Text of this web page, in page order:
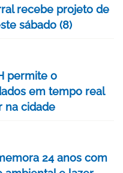
recebe projeto de
sábado (8)
permite o
em tempo real
na cidade
24 anos com